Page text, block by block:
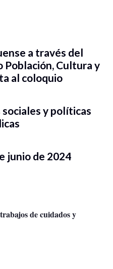
a través del
Población, Cultura y
al coloquio
y políticas
junio de 2024
de cuidados y